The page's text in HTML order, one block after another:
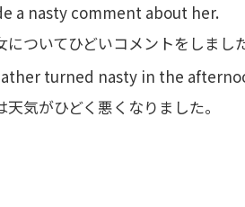
a nasty comment about her.
についてひどいコメントをしまし
turned nasty in the
天気がひどく悪くなりました。